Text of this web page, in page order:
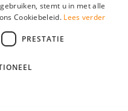
stemt u in met alle
Cookiebeleid. Lees verder
PRESTATIE